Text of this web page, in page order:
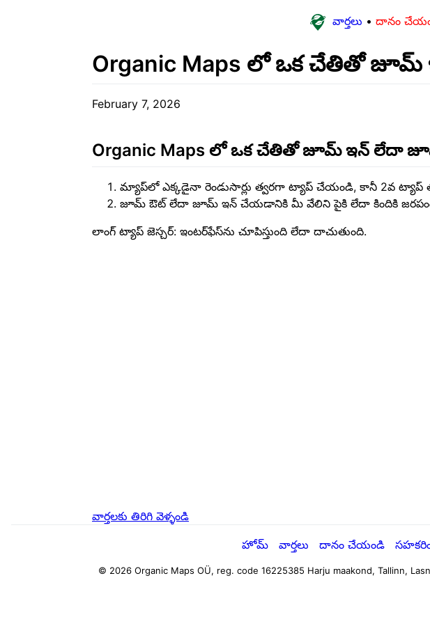
వార్తలు • దానం
Organic Maps లో ఒక చేతితో
February 7, 2026
Organic Maps లో ఒక చేతితో జూమ్ ఇన్ లేదా
మ్యాప్‌లో ఎక్కడైనా రెండుసార్లు త్వరగా ట్యాప్ చేయండి, కానీ 2వ ట్యాప్
జూమ్ ఔట్ లేదా జూమ్ ఇన్ చేయడానికి మీ వేలిని పైకి లేదా కిందికి
లాంగ్ ట్యాప్ జెస్చర్: ఇంటర్‌ఫేస్‌ను చూపిస్తుంది లేదా దాచుతుంది.
వార్తలకు తిరిగి వెళ్ళండి
హోమ్ వార్తలు దానం చేయండి
© 2026 Organic Maps OÜ, reg. code 16225385 Harju maakond, Tallinn,